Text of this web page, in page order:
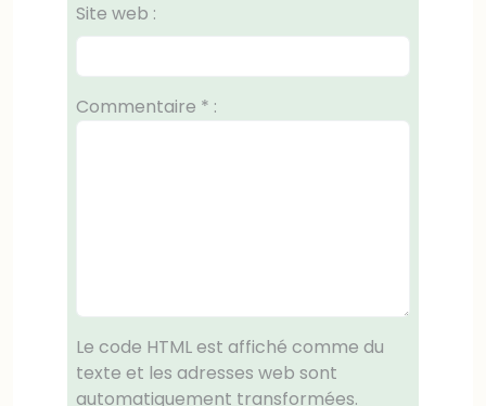
Site web :
Commentaire * :
Le code HTML est affiché comme du
texte et les adresses web sont
automatiquement transformées.